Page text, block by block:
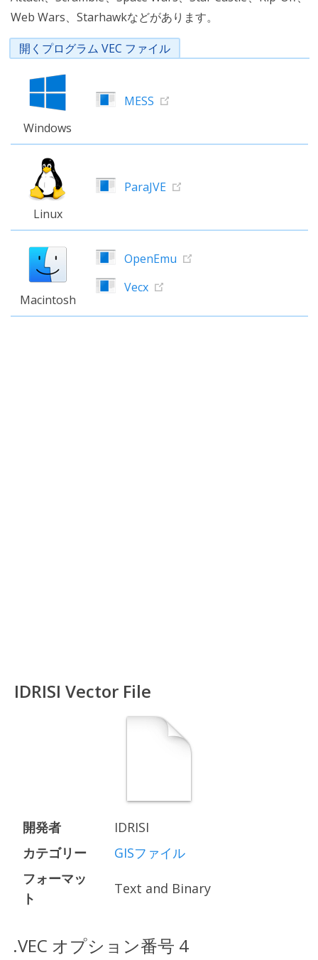
Web Wars、Starhawkなどがあります。
開くプログラム VEC ファイル
Windows
MESS
Linux
ParaJVE
Macintosh
OpenEmu
Vecx
IDRISI Vector File
開発者
IDRISI
カテゴリー
GISファイル
フォーマッ
ト
Text and Binary
.VEC オプション番号 4